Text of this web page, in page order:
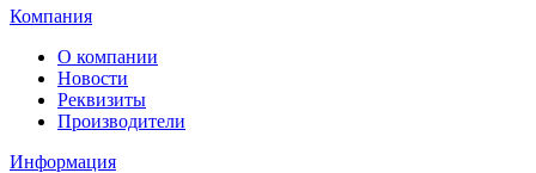
Компания
О компании
Новости
Реквизиты
Производители
Информация